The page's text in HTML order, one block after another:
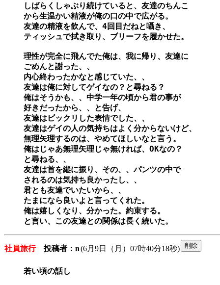
しばらくしゃぶり続けていると、友達のちんこ
から生温かい精液が俺の口の中で広がる。
友達の精液を飲んで、4回目だねと囁き、
ティッシュで拭き取り、ブリーフを履かせた。
理性が完全に飛んでた俺は、我に帰り、友達に
ごめんと謝った、、
内心終わったかなと感じていた、、
友達は俺に対してゲイなの？と尋ねる？
俺はそうかも、、中学一年の頃から君の事が
好きだったから、、と告げ、
友達はビックリした表情でした、、
友達はゲイの人の気持ちはよく分からないけど、
無理矢理するのは、やめてほしいなと言う。
俺はじゃあ無理矢理じゃ無ければ、OKなの？
と尋ねる、、
友達は首を縦に振り、その、、パンツの中で
されるのは気持ち良かったし、、
君とも友達でいたいから、、
たまになら良いよと言ってくれた。
俺は嬉しくなり、分かった。約束する。
と言い、この友達との関係は長く続いた。
社員旅行 投稿者：n(6月9日（月）07時40分18秒)
若い頃の話し